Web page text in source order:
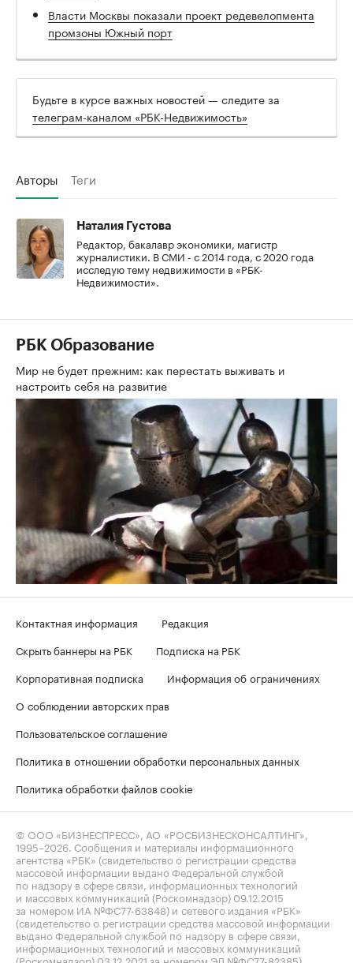
Власти Москвы показали проект редевелопмента
промзоны Южный порт
Будьте в курсе важных новостей — следите за
телеграм-каналом «РБК-Недвижимость»
Авторы Теги
Наталия Густова
Редактор, бакалавр экономики, магистр
журналистики. В СМИ - с 2014 года, с 2020 года
исследую тему недвижимости в «РБК-
Недвижимости».
РБК Образование
Мир не будет прежним: как перестать выживать и
настроить себя на развитие
Контактная информация
Редакция
Скрыть баннеры на РБК
Подписка на РБК
Корпоративная подписка
Информация об ограничениях
О соблюдении авторских прав
Пользовательское соглашение
Политика в отношении обработки персональных данных
Политика обработки файлов cookie
© ООО «БИЗНЕСПРЕСС», АО «РОСБИЗНЕСКОНСАЛТИНГ»,
1995–2026. Сообщения и материалы информационного
агентства «РБК» (свидетельство о регистрации средства
массовой информации выдано Федеральной службой
по надзору в сфере связи, информационных технологий
и массовых коммуникаций (Роскомнадзор) 09.12.2015
за номером ИА №ФС77-63848) и сетевого издания «РБК»
(свидетельство о регистрации средства массовой информации
выдано Федеральной службой по надзору в сфере связи,
информационных технологий и массовых коммуникаций